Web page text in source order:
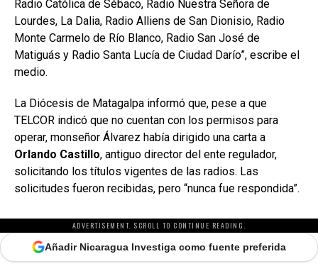
Radio Católica de Sébaco, Radio Nuestra Señora de
Lourdes, La Dalia, Radio Alliens de San Dionisio, Radio
Monte Carmelo de Río Blanco, Radio San José de
Matiguás y Radio Santa Lucía de Ciudad Darío”, escribe el
medio.
La Diócesis de Matagalpa informó que, pese a que
TELCOR indicó que no cuentan con los permisos para
operar, monseñor Álvarez había dirigido una carta a
Orlando Castillo, antiguo director del ente regulador,
solicitando los títulos vigentes de las radios. Las
solicitudes fueron recibidas, pero “nunca fue respondida”.
ADVERTISEMENT. SCROLL TO CONTINUE READING.
Añadir Nicaragua Investiga como fuente preferida